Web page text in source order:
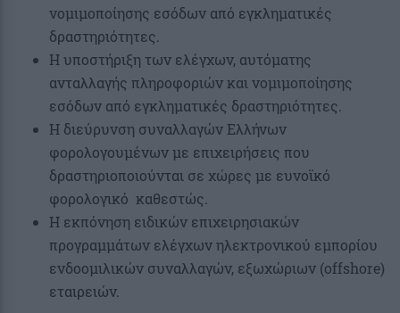
νομιμοποίησης εσόδων από εγκληματικές
δραστηριότητες.
Η υποστήριξη των ελέγχων, αυτόματης
ανταλλαγής πληροφοριών και νομιμοποίησης
εσόδων από εγκληματικές δραστηριότητες.
Η διεύρυνση συναλλαγών Ελλήνων
φορολογουμένων με επιχειρήσεις που
δραστηριοποιούνται σε χώρες με ευνοϊκό
φορολογικό καθεστώς.
Η εκπόνηση ειδικών επιχειρησιακών
προγραμμάτων ελέγχων ηλεκτρονικού εμπορίου
ενδοομιλικών συναλλαγών, εξωχώριων (offshore)
εταιρειών.